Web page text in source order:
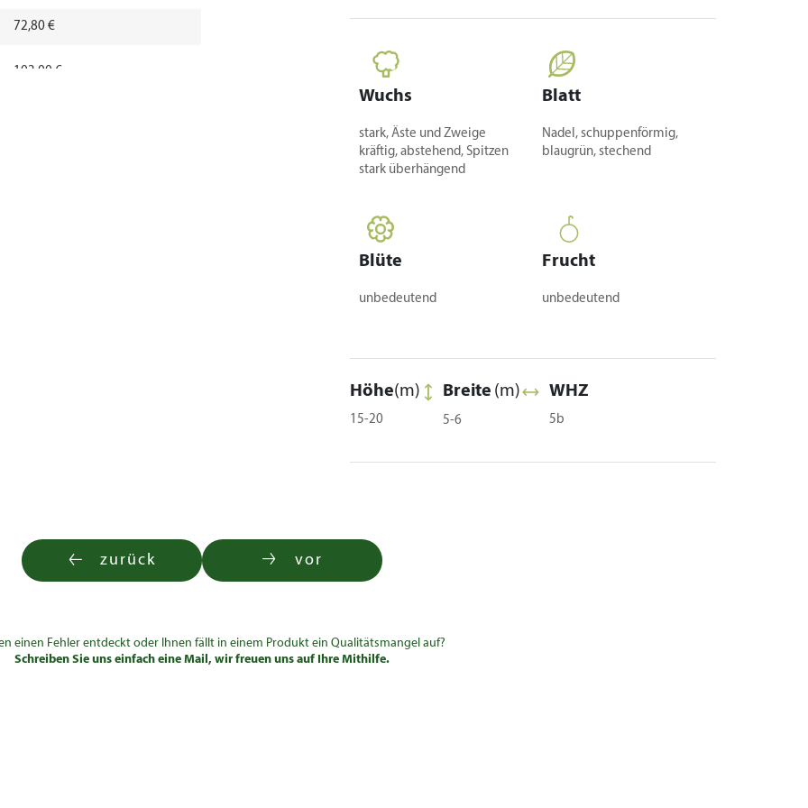
72,80 €
103,00 €
Wuchs
stark, Äste und Zweige
kräftig, abstehend, Spitzen
stark überhängend
Blatt
Nadel, schuppenförmig,
blaugrün, stechend
Blüte
unbedeutend
Frucht
unbedeutend
Höhe(m)
15-20
Breite (m)
5-6
WHZ
5b
zurück vor
einen Fehler entdeckt oder Ihnen fällt in einem Produkt ein Qualitätsmangel auf?
Schreiben Sie uns einfach eine Mail, wir freuen uns auf Ihre Mithilfe.